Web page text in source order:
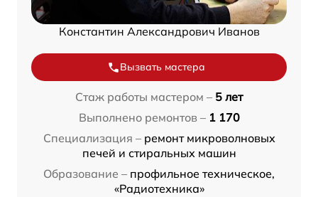
Константин Александрович Иванов
Вызвать мастера
Стаж работы мастером – 5 лет
Выполнено ремонтов – 1 170
Специализация – ремонт микроволновых
печей и стиральных машин
Образование – профильное техническое,
«Радиотехника»